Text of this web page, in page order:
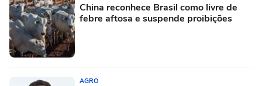
China reconhece Brasil como livre de
febre aftosa e suspende proibições
AGRO